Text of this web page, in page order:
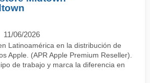
11/06/2026
Latinoamérica en la distribución de
Apple. (APR Apple Premium Reseller).
de trabajo y marca la diferencia en